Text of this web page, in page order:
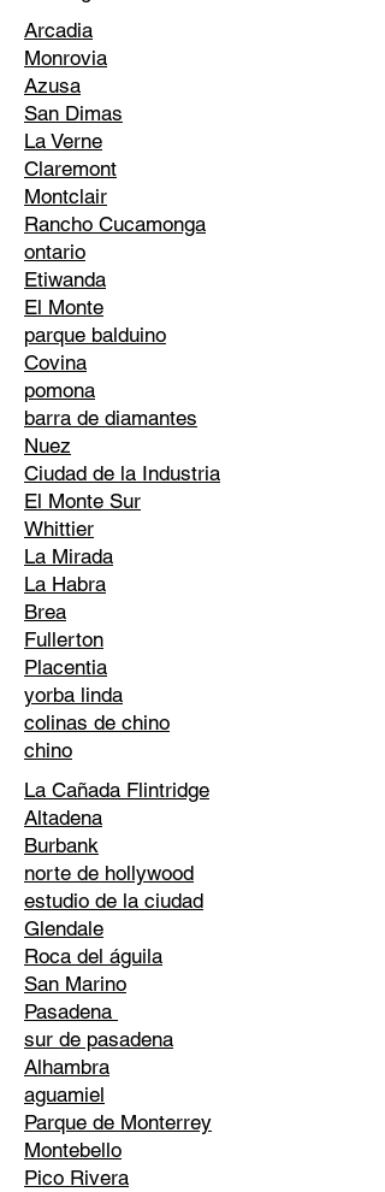
Arcadia
Monrovia
Azusa
San Dimas
La Verne
Claremont
Montclair
Rancho Cucamonga
ontario
Etiwanda
El Monte
parque balduino
Covina
pomona
barra de diamantes
Nuez
Ciudad de la Industria
El Monte Sur
Whittier
La Mirada
La Habra
Brea
Fullerton
Placentia
yorba linda
colinas de chino
chino
La Cañada Flintridge
Altadena
Burbank
norte de hollywood
estudio de la ciudad
Glendale
Roca del águila
San Marino
Pasadena
sur de pasadena
Alhambra
aguamiel
Parque de Monterrey
Montebello
Pico Rivera